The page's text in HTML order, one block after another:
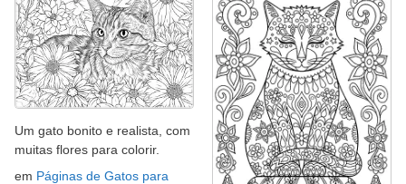
Um gato bonito e realista, com
muitas flores para colorir.
em Páginas de Gatos para